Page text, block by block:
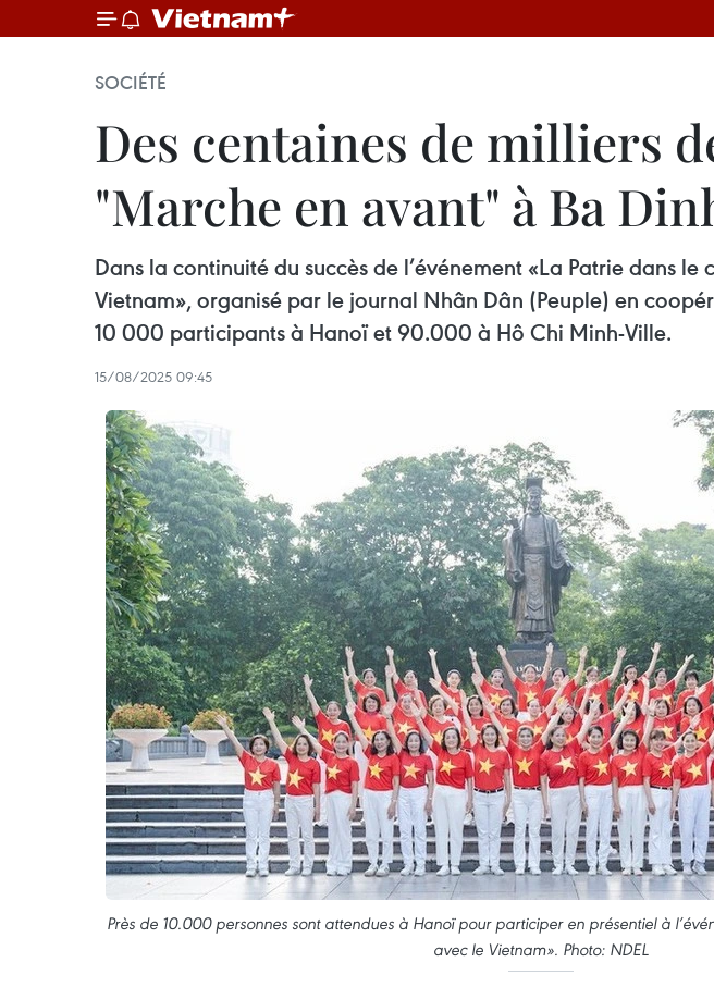
SOCIÉTÉ
Des centaines de milliers
"Marche en avant" à Ba
Dans la continuité du succès de l’événement «La Patrie dans
Vietnam», organisé par le journal Nhân Dân (Peuple) en
10 000 participants à Hanoï et 90.000 à Hô Chi Minh-Ville.
15/08/2025 09:45
Près de 10.000 personnes sont attendues à Hanoï pour participer en présentiel à
avec le Vietnam». Photo: NDEL